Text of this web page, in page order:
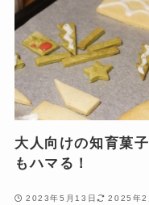
大人向けの知育菓
もハマる！
2023年5月13日 2025年2